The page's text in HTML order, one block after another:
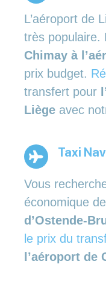
L’aéroport de
très populaire.
Chimay à
prix budget.
transfert pour
Liège avec
Taxi
Vous
économique
d’Ostende-
le prix du
l’aéroport de